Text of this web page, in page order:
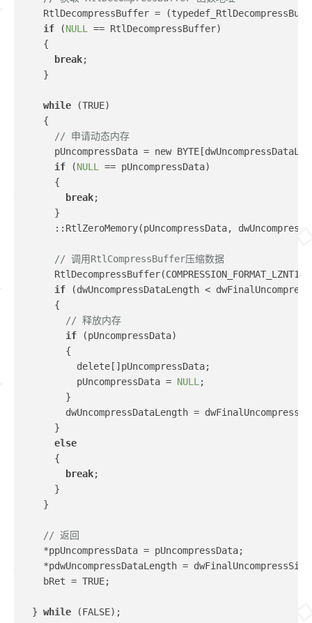
RtlDecompressBuffer =
if (NULL
== RtlDecompressBuffer)
    {
break;
    }
while (TRUE)
    {
// 申请动态内存
pUncompressData = new
if (NULL
== pUncompressData)
      {
break;
      }
::RtlZeroMemory(pUncompressData,
// 调用RtlCompressBuffer压缩数据
if (dwUncompressDataLength <
      {
// 释放内存
if (pUncompressData)
        {
          delete[]pUncompressData;
          pUncompressData =
NULL ;
        }
dwUncompressDataLength =
      }
else
      {
break;
      }
    }
// 返回
    *ppUncompressData = pUncompressData;
*pdwUncompressDataLength =
    bRet = TRUE;
  }
while (FALSE);